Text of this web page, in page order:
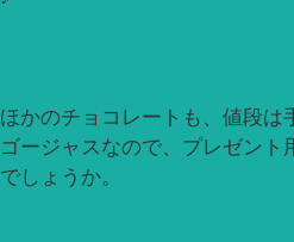
ほかのチョコレートも、値段は
ゴージャスなので、プレゼント
でしょうか。